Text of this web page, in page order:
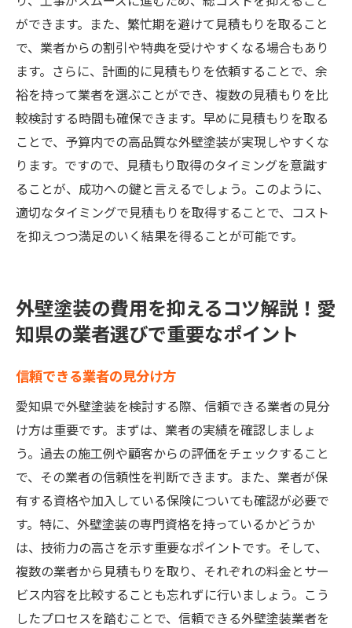
ができます。また、繁忙期を避けて見積もりを取ること
で、業者からの割引や特典を受けやすくなる場合もあり
ます。さらに、計画的に見積もりを依頼することで、余
裕を持って業者を選ぶことができ、複数の見積もりを比
較検討する時間も確保できます。早めに見積もりを取る
ことで、予算内での高品質な外壁塗装が実現しやすくな
ります。ですので、見積もり取得のタイミングを意識す
ることが、成功への鍵と言えるでしょう。このように、
適切なタイミングで見積もりを取得することで、コスト
を抑えつつ満足のいく結果を得ることが可能です。
外壁塗装の費用を抑えるコツ解説！愛
知県の業者選びで重要なポイント
信頼できる業者の見分け方
愛知県で外壁塗装を検討する際、信頼できる業者の見分
け方は重要です。まずは、業者の実績を確認しましょ
う。過去の施工例や顧客からの評価をチェックすること
で、その業者の信頼性を判断できます。また、業者が保
有する資格や加入している保険についても確認が必要で
す。特に、外壁塗装の専門資格を持っているかどうか
は、技術力の高さを示す重要なポイントです。そして、
複数の業者から見積もりを取り、それぞれの料金とサー
ビス内容を比較することも忘れずに行いましょう。こう
したプロセスを踏むことで、信頼できる外壁塗装業者を